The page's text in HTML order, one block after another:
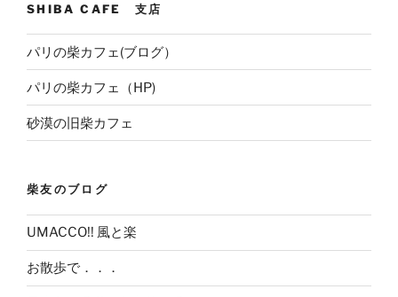
SHIBA CAFE 支店
パリの柴カフェ(ブログ）
パリの柴カフェ（HP)
砂漠の旧柴カフェ
柴友のブログ
UMACCO!! 風と楽
お散歩で．．．